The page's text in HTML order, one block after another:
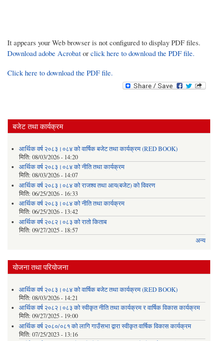
It appears your Web browser is not configured to display PDF files.
Download adobe Acrobat or click here to download the PDF file.
Click here to download the PDF file.
बजेट तथा कार्यक्रम
आर्थिक वर्ष २०८३।०८४ को वार्षिक बजेट तथा कार्यक्रम (RED BOOK)
मिति: 08/03/2026 - 14:20
आर्थिक वर्ष २०८३।०८४ को नीति तथा कार्यक्रम
मिति: 08/03/2026 - 14:07
आर्थिक वर्ष २०८३।०८४ को राजश्व तथा आय(बजेट) को विवरण
मिति: 06/25/2026 - 16:33
आर्थिक वर्ष २०८३।०८४ को नीति तथा कार्यक्रम
मिति: 06/25/2026 - 13:42
आर्थिक वर्ष २०८२।०८३ को रातो किताब
मिति: 09/27/2025 - 18:57
अन्य
योजना तथा परियोजना
आर्थिक वर्ष २०८३।०८४ को वार्षिक बजेट तथा कार्यक्रम (RED BOOK)
मिति: 08/03/2026 - 14:21
आर्थिक वर्ष २०८२।०८३ को स्वीकृत नीति तथा कार्यक्रम र वार्षिक विकास कार्यक्रम
मिति: 09/27/2025 - 19:00
आर्थिक वर्ष २०८०/०८१ को लागि गाउँसभा द्वारा स्वीकृत वार्षिक विकास कार्यक्रम
मिति: 07/25/2023 - 13:16